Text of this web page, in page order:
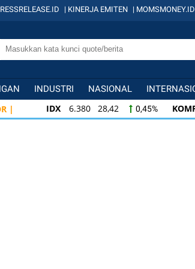
| KINERJA EMITEN | MOMSMONEY.ID
INDUSTRI NASIONAL
| IDX 6.380 28,42 0,45%
KOMPAS100
840 5,18 0,62%